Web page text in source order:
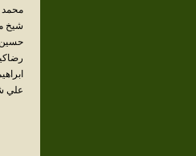
محمد
شيخ
علي